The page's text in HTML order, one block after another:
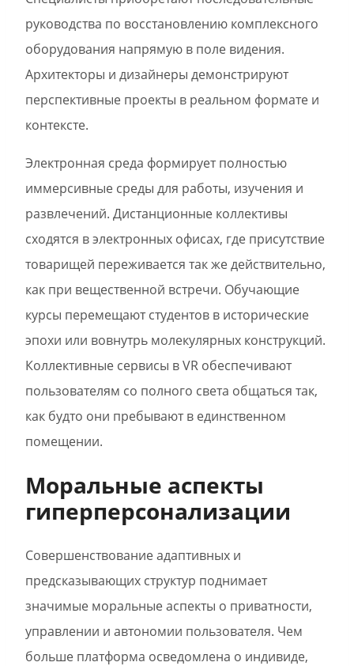
руководства по восстановлению комплексного
оборудования напрямую в поле видения.
Архитекторы и дизайнеры демонстрируют
перспективные проекты в реальном формате и
контексте.
Электронная среда формирует полностью
иммерсивные среды для работы, изучения и
развлечений. Дистанционные коллективы
сходятся в электронных офисах, где присутствие
товарищей переживается так же действительно,
как при вещественной встречи. Обучающие
курсы перемещают студентов в исторические
эпохи или вовнутрь молекулярных конструкций.
Коллективные сервисы в VR обеспечивают
пользователям со полного света общаться так,
как будто они пребывают в единственном
помещении.
Моральные аспекты
гиперперсонализации
Совершенствование адаптивных и
предсказывающих структур поднимает
значимые моральные аспекты о приватности,
управлении и автономии пользователя. Чем
больше платформа осведомлена о индивиде,